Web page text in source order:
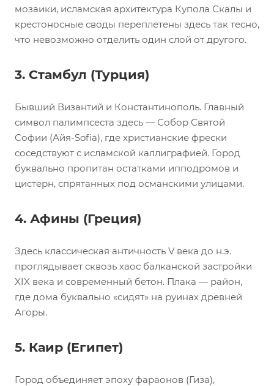
мозаики, исламская архитектура Купола Скалы и
крестоносные своды переплетены здесь так тесно,
что невозможно отделить один слой от другого.
3. Стамбул (Турция)
Бывший Византий и Константинополь. Главный
символ палимпсеста здесь — Собор Святой
Софии (Айя-Sofia), где христианские фрески
соседствуют с исламской каллиграфией. Город
буквально пропитан остатками ипподромов и
цистерн, спрятанных под османскими улицами.
4. Афины (Греция)
Здесь классическая античность V века до н.э.
проглядывает сквозь хаос балканской застройки
XIX века и современный бетон. Плака — район,
где дома буквально «сидят» на руинах древней
Агоры.
5. Каир (Египет)
Город объединяет эпоху фараонов (Гиза),